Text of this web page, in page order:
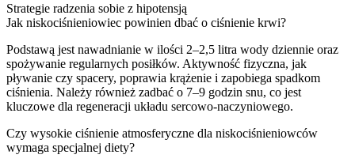
Strategie radzenia sobie z hipotensją
Jak niskociśnieniowiec powinien dbać o ciśnienie krwi?
Podstawą jest nawadnianie w ilości 2–2,5 litra wody dziennie oraz
spożywanie regularnych posiłków. Aktywność fizyczna, jak
pływanie czy spacery, poprawia krążenie i zapobiega spadkom
ciśnienia. Należy również zadbać o 7–9 godzin snu, co jest
kluczowe dla regeneracji układu sercowo-naczyniowego.
Czy wysokie ciśnienie atmosferyczne dla niskociśnieniowców
wymaga specjalnej diety?